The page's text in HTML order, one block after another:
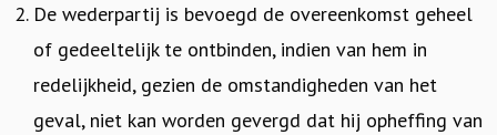
De wederpartij is bevoegd de overeenkomst geheel
of gedeeltelijk te ontbinden, indien van hem in
redelijkheid, gezien de omstandigheden van het
geval, niet kan worden gevergd dat hij opheffing van